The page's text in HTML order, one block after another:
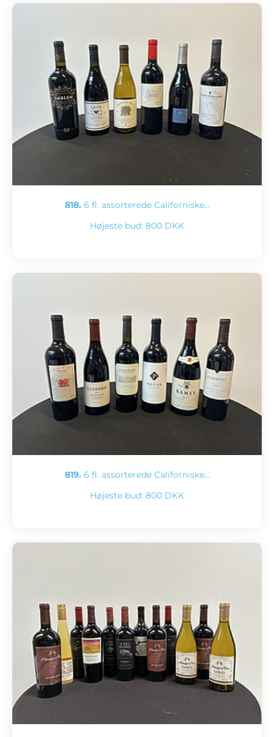
818. 6 fl. assorterede Californiske…
Højeste bud: 800 DKK
819. 6 fl. assorterede Californiske…
Højeste bud: 800 DKK